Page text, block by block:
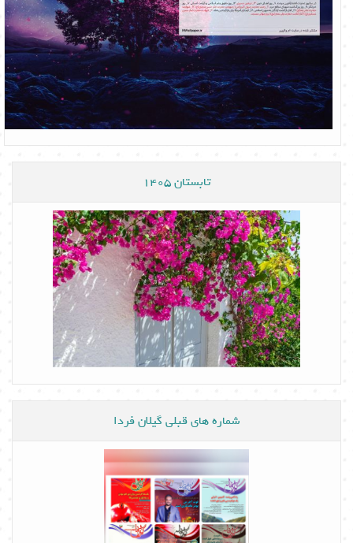
تابستان 1405
شماره های قبلی گیلان فردا